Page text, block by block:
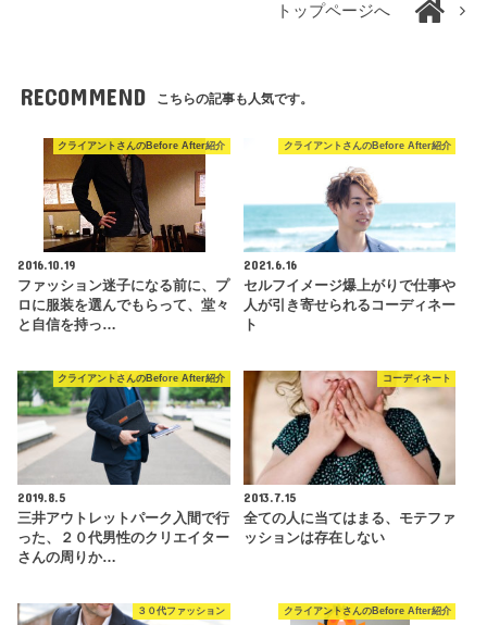
トップページへ
RECOMMEND こちらの記事も人気です。
クライアントさんのBefore After紹介
2016.10.19
ファッション迷子になる前に、プ
ロに服装を選んでもらって、堂々
と自信を持っ…
クライアントさんのBefore After紹介
2021.6.16
セルフイメージ爆上がりで仕事や
人が引き寄せられるコーディネー
ト
クライアントさんのBefore After紹介
2019.8.5
三井アウトレットパーク入間で行
った、２０代男性のクリエイター
さんの周りか…
コーディネート
2013.7.15
全ての人に当てはまる、モテファ
ッションは存在しない
３０代ファッション クライアントさんのBefore After紹介